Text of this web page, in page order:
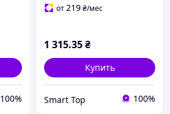
100%
от219₴/мес
1 315.35₴
Купить
Smart Top 100%